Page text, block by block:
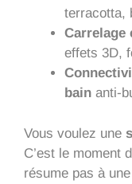
terracotta,
Carrelage
effets 3D,
bain anti-
Vous voulez une
C’est le moment
résume pas à